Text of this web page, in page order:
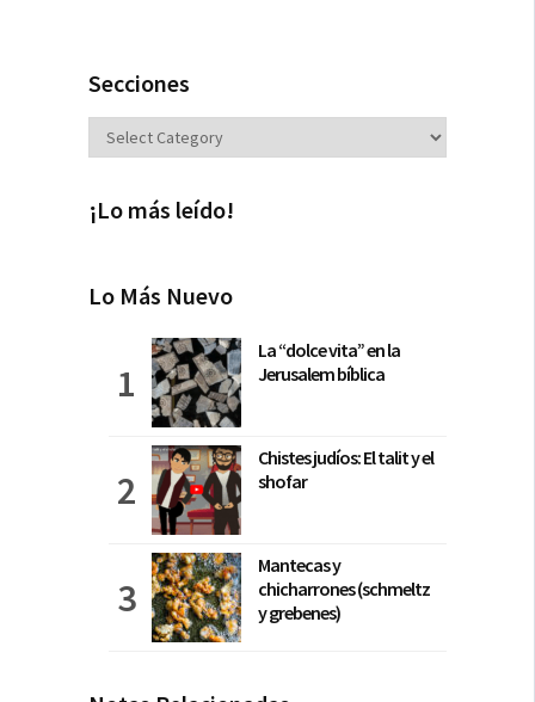
Secciones
Secciones
¡Lo más leído!
Lo Más Nuevo
La “dolce vita” en la
Jerusalem bíblica
Chistes judíos: El talit y el
shofar
Mantecas y
chicharrones (schmeltz
y grebenes)